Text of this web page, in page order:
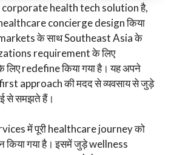
health tech solution है,
concierge design किया
के साथ Southeast Asia के
requirement के लिए
redefine किया गया है। यह अपने
approach की मदद से व्यवसाय से जुड़े
से समझते हैं।
में पूरी healthcare journey को
किया गया है। इसमें जुड़े wellness